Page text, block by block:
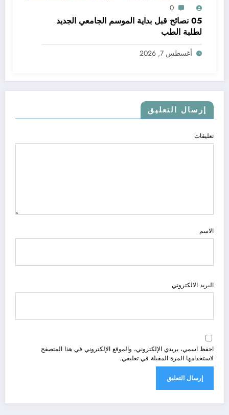
0
05 نصائح قبل بداية الموسم الجامعي الجديد
لطلبة الطب
أغسطس 7, 2026
إرسال التعليق
تعليقات
الاسم
البريد الالكتروني
احفظ اسمي، بريدي الإلكتروني، والموقع الإلكتروني في هذا المتصفح
لاستخدامها المرة المقبلة في تعليقي.